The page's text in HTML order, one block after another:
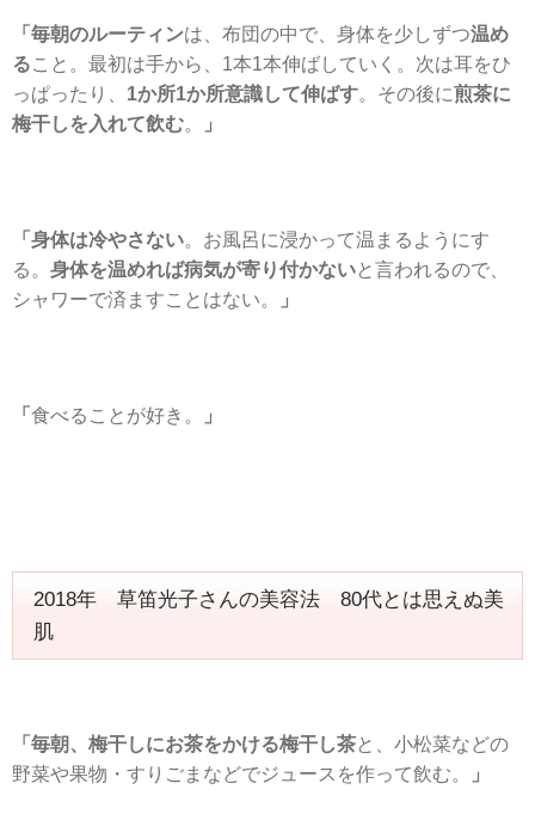
「毎朝のルーティンは、布団の中で、身体を少しずつ温め
ること。最初は手から、1本1本伸ばしていく。次は耳をひ
っぱったり、 1か所1か所意識して伸ばす。その後に煎茶に
梅干しを入れて飲む。 」
「身体は冷やさない。お風呂に浸かって温まるようにす
る。 身体を温めれば病気が寄り付かないと言われるので、
シャワーで済ますことはない。
」
「 食べることが好き。 」
2018年 草笛光子さんの美容法 80代とは思えぬ美
肌
「毎朝、梅干しにお茶をかける梅干し茶と、小松菜などの
野菜や果物・すりごまなどでジュースを作って飲む。
」